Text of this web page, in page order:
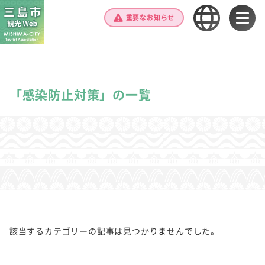
重要なお知らせ
「感染防止対策」の一覧
該当するカテゴリーの記事は見つかりませんでした。